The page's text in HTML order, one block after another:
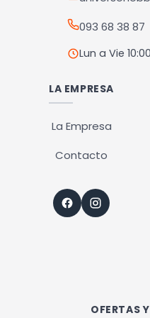
de
producto
093 68 38 87
Lun a Vie
LA EMPRESA
La Empresa
Contacto
OFERTAS